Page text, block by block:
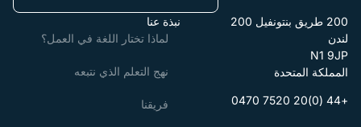
200 طريق بنتونفيل 200
لندن
N1 9JP
المملكة المتحدة
+44 (0)20 7520 0470
نبذة عنا
لماذا تختار اللغة في العمل؟
نهج التعلم الذي نتبعه
فريقنا